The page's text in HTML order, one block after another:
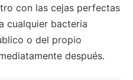
con las cejas perfectas
cualquier bacteria
o del propio
después.